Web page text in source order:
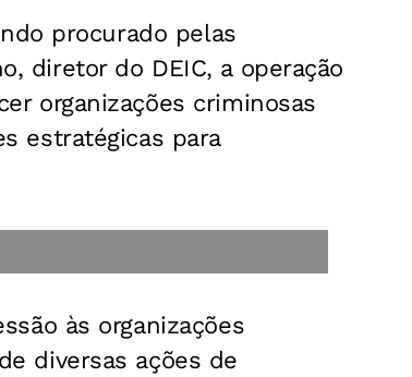
procurado pelas
diretor do DEIC, a operação
organizações criminosas
estratégicas para
às organizações
diversas ações de